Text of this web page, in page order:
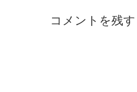
ナ
コメントを残す